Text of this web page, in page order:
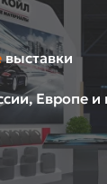
выставки
Европе и